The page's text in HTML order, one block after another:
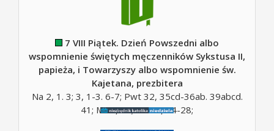
7 VIII Piątek. Dzień Powszedni albo
wspomnienie świętych męczenników Sykstusa II,
papieża, i Towarzyszy albo wspomnienie św.
Kajetana, prezbitera
Na 2, 1. 3; 3, 1-3. 6-7; Pwt 32, 35cd-36ab. 39abcd.
41; Mt 5, 10; Mt 16, 24-28;